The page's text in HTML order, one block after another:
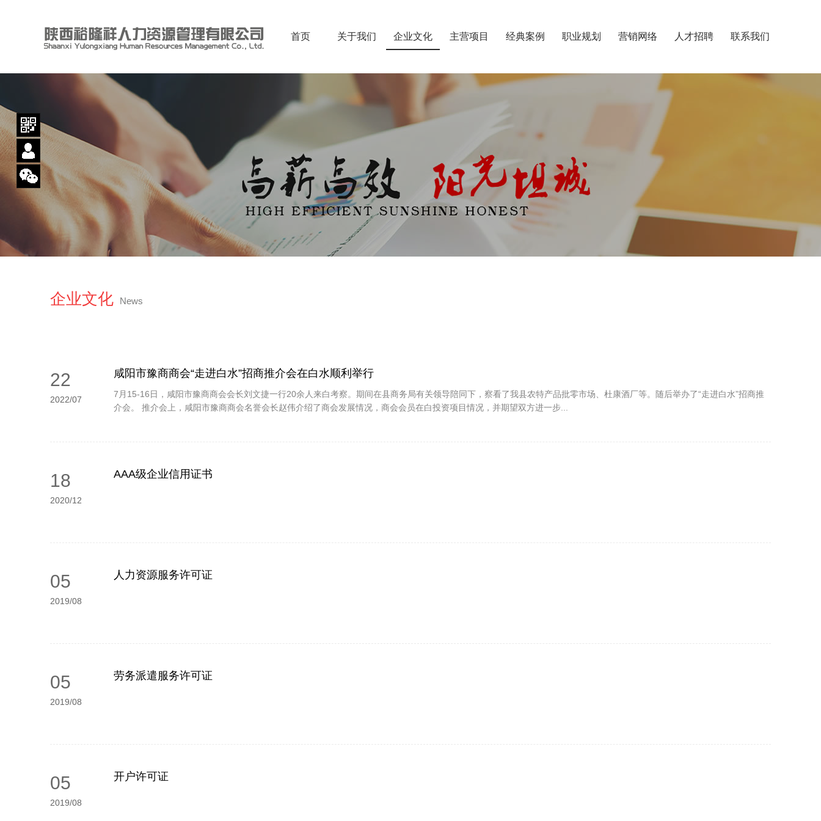
首页 关于我们 企业文化 主营项目 经典案例 职业规划 营销网络 人才招聘 联系我们
企业文化 News
22
2022/07
咸阳市豫商商会“走进白水”招商推介会在白水顺利举行
7月15-16日，咸阳市豫商商会会长刘文捷一行20余人来白考察。期间在县商务局有关领导陪同下，察看了我县农特产品批零市场、杜康酒厂等。随后举办了“走进白水”招商推
介会。 推介会上，咸阳市豫商商会名誉会长赵伟介绍了商会发展情况，商会会员在白投资项目情况，并期望双方进一步...
18
2020/12
AAA级企业信用证书
05
2019/08
人力资源服务许可证
05
2019/08
劳务派遣服务许可证
05
2019/08
开户许可证